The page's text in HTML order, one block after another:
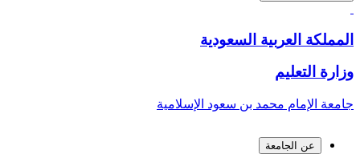
المملكة العربية السعودية
وزارة التعليم
جامعة الإمام محمد بن سعود الإسلامية
عن الجامعة